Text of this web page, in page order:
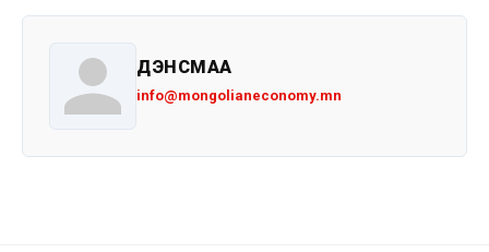
ДЭНСМАА
info@mongolianeconomy.mn